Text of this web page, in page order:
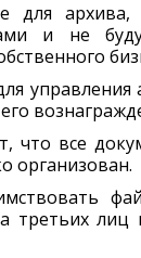
для
и не
что все
организован.
третьих лиц